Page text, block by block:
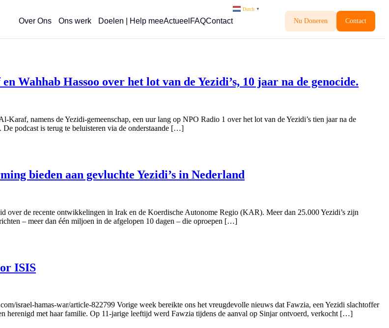
Over Ons Ons werk Doelen | Help meeActueel FAQContact
Dutch ▼
Nu Doneren Contact
Wahhab Hassoo over het lot van de Yezidi’s, 10 jaar na de genocide.
namens de Yezidi-gemeenschap, een uur lang op NPO Radio 1 over het lot van de Yezidi’s tien jaar na de
podcast is terug te beluisteren via de onderstaande […]
bieden aan gevluchte Yezidi’s in Nederland
de recente ontwikkelingen in Irak en de Koerdische Autonome Regio (KAR). Meer dan 25.000 Yezidi’s zijn
– meer dan één miljoen in de afgelopen 10 dagen – die oproepen […]
ISIS
israel-hamas-war/article-822799 Vorige week bereikte ons het vreugdevolle nieuws dat Fawzia, een Yezidi slachtoffer
herenigd met haar familie. Op 11-jarige leeftijd werd Fawzia tijdens de aanval op Sinjar ontvoerd, verkocht […]